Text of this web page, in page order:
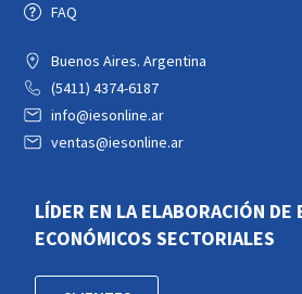
FAQ
Buenos Aires. Argentina
(5411) 4374-6187
info@iesonline.ar
ventas@iesonline.ar
LÍDER EN LA ELABORACIÓN DE
ECONÓMICOS SECTORIALES